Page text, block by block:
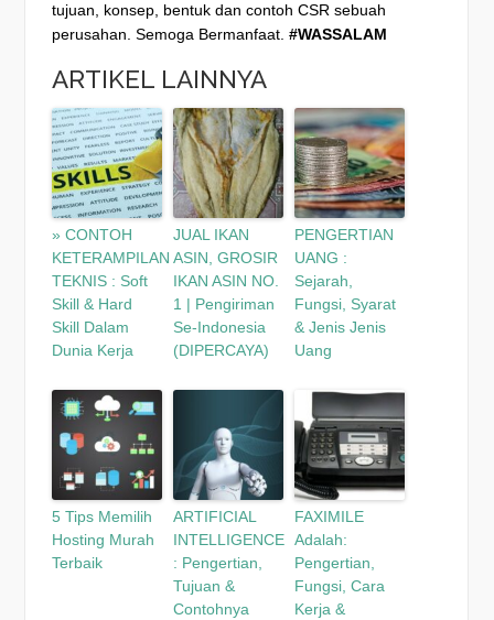
tujuan, konsep, bentuk dan contoh CSR sebuah
perusahan. Semoga Bermanfaat. #WASSALAM
ARTIKEL LAINNYA
» CONTOH
KETERAMPILAN
TEKNIS : Soft
Skill & Hard
Skill Dalam
Dunia Kerja
JUAL IKAN
ASIN, GROSIR
IKAN ASIN NO.
1 | Pengiriman
Se-Indonesia
(DIPERCAYA)
PENGERTIAN
UANG :
Sejarah,
Fungsi, Syarat
& Jenis Jenis
Uang
5 Tips Memilih
Hosting Murah
Terbaik
ARTIFICIAL
INTELLIGENCE
: Pengertian,
Tujuan &
Contohnya
FAXIMILE
Adalah:
Pengertian,
Fungsi, Cara
Kerja &